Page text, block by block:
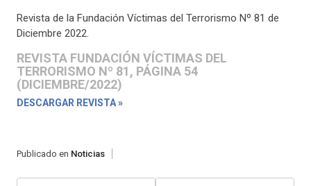
Revista de la Fundación Víctimas del Terrorismo Nº 81 de
Diciembre 2022.
REVISTA FUNDACIÓN VÍCTIMAS DEL
TERRORISMO Nº 81, PÁGINA 54
(DICIEMBRE/2022)
DESCARGAR REVISTA »
Publicado en Noticias